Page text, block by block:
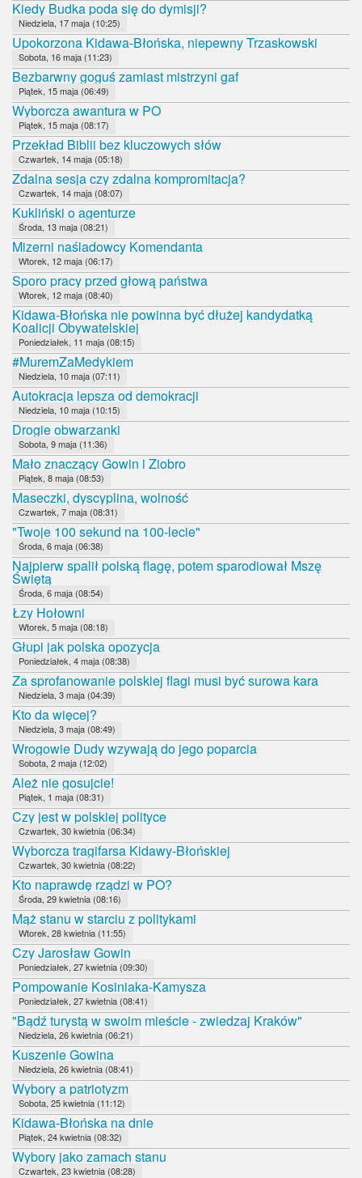
Kiedy Budka poda się do dymisji?
Niedziela, 17 maja (10:25)
Upokorzona Kidawa-Błońska, niepewny Trzaskowski
Sobota, 16 maja (11:23)
Bezbarwny goguś zamiast mistrzyni gaf
Piątek, 15 maja (06:49)
Wyborcza awantura w PO
Piątek, 15 maja (08:17)
Przekład Biblii bez kluczowych słów
Czwartek, 14 maja (05:18)
Zdalna sesja czy zdalna kompromitacja?
Czwartek, 14 maja (08:07)
Kukliński o agenturze
Środa, 13 maja (08:21)
Mizerni naśladowcy Komendanta
Wtorek, 12 maja (06:17)
Sporo pracy przed głową państwa
Wtorek, 12 maja (08:40)
Kidawa-Błońska nie powinna być dłużej kandydatką
Koalicji Obywatelskiej
Poniedziałek, 11 maja (08:15)
#MuremZaMedykiem
Niedziela, 10 maja (07:11)
Autokracja lepsza od demokracji
Niedziela, 10 maja (10:15)
Drogie obwarzanki
Sobota, 9 maja (11:36)
Mało znaczący Gowin i Ziobro
Piątek, 8 maja (08:53)
Maseczki, dyscyplina, wolność
Czwartek, 7 maja (08:31)
"Twoje 100 sekund na 100-lecie"
Środa, 6 maja (06:38)
Najpierw spalił polską flagę, potem sparodiował Mszę
Świętą
Środa, 6 maja (08:54)
Łzy Hołowni
Wtorek, 5 maja (08:18)
Głupi jak polska opozycja
Poniedziałek, 4 maja (08:38)
Za sprofanowanie polskiej flagi musi być surowa kara
Niedziela, 3 maja (04:39)
Kto da więcej?
Niedziela, 3 maja (08:49)
Wrogowie Dudy wzywają do jego poparcia
Sobota, 2 maja (12:02)
Ależ nie gosujcie!
Piątek, 1 maja (08:31)
Czy jest w polskiej polityce
Czwartek, 30 kwietnia (06:34)
Wyborcza tragifarsa Kidawy-Błońskiej
Czwartek, 30 kwietnia (08:22)
Kto naprawdę rządzi w PO?
Środa, 29 kwietnia (08:16)
Mąż stanu w starciu z politykami
Wtorek, 28 kwietnia (11:55)
Czy Jarosław Gowin
Poniedziałek, 27 kwietnia (09:30)
Pompowanie Kosiniaka-Kamysza
Poniedziałek, 27 kwietnia (08:41)
"Bądź turystą w swoim mieście - zwiedzaj Kraków"
Niedziela, 26 kwietnia (06:21)
Kuszenie Gowina
Niedziela, 26 kwietnia (08:41)
Wybory a patriotyzm
Sobota, 25 kwietnia (11:12)
Kidawa-Błońska na dnie
Piątek, 24 kwietnia (08:32)
Wybory jako zamach stanu
Czwartek, 23 kwietnia (08:28)